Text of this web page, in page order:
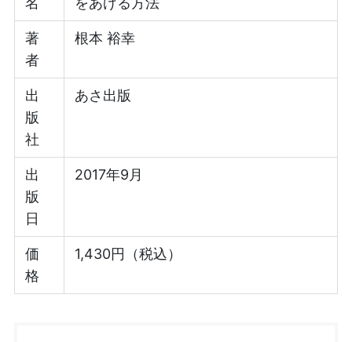
著
者
根本 裕幸
出
版
社
あさ出版
出
版
日
2017年9月
価
格
1,430円（税込）